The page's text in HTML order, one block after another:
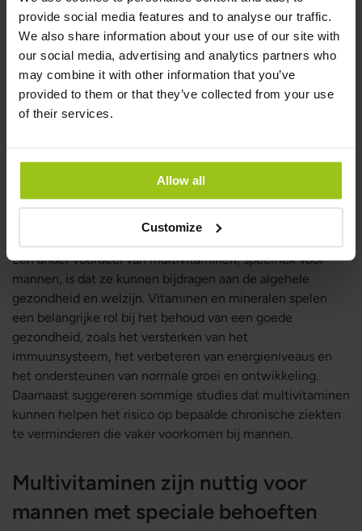
provide social media features and to analyse our traffic.
We also share information about your use of our site with
our social media, advertising and analytics partners who
may combine it with other information that you’ve
provided to them or that they’ve collected from your use
of their services.
Allow all
Customize
100%
€ 49,99
In winkelwagen
Multivitaminen ondersteunen de
gezondheid en het welzijn van
Een ander voordeel van multivitaminen, specifiek voor
mannen, is dat ze kunnen bijdragen aan de algehele
gezondheid en welzijn. Vitaminen en mineralen spelen
een belangrijke rol bij het behoud van een goede
gezondheid, zoals het versterken van het
immuunsysteem, het verbeteren van energieniveaus en
het ondersteunen van normale groei en ontwikkeling.
Daarnaast suggereren sommige studies dat multivitaminen
kunnen helpen het risico op bepaalde chronische ziekten
te verminderen die vaker voorkomen bij mannen.
Multivitaminen zijn nuttig voor
mannen met speciale behoeften